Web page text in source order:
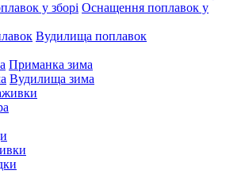
Оснащення поплавок у
Вудилища поплавок
Приманка зима
Вудилища зима